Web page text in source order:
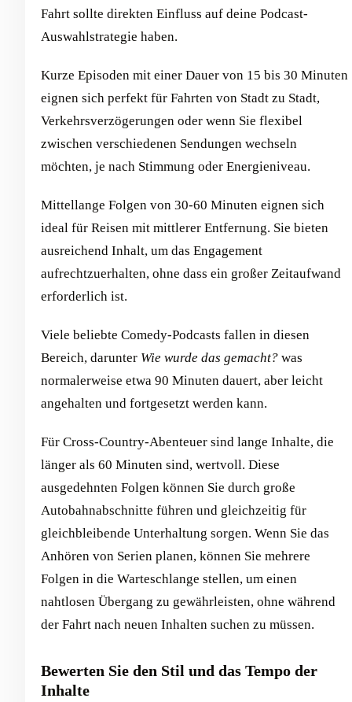
Fahrt sollte direkten Einfluss auf deine Podcast-
Auswahlstrategie haben.
Kurze Episoden mit einer Dauer von 15 bis 30 Minuten
eignen sich perfekt für Fahrten von Stadt zu Stadt,
Verkehrsverzögerungen oder wenn Sie flexibel
zwischen verschiedenen Sendungen wechseln
möchten, je nach Stimmung oder Energieniveau.
Mittellange Folgen von 30-60 Minuten eignen sich
ideal für Reisen mit mittlerer Entfernung. Sie bieten
ausreichend Inhalt, um das Engagement
aufrechtzuerhalten, ohne dass ein großer Zeitaufwand
erforderlich ist.
Viele beliebte Comedy-Podcasts fallen in diesen
Bereich, darunter Wie wurde das gemacht? was
normalerweise etwa 90 Minuten dauert, aber leicht
angehalten und fortgesetzt werden kann.
Für Cross-Country-Abenteuer sind lange Inhalte, die
länger als 60 Minuten sind, wertvoll. Diese
ausgedehnten Folgen können Sie durch große
Autobahnabschnitte führen und gleichzeitig für
gleichbleibende Unterhaltung sorgen. Wenn Sie das
Anhören von Serien planen, können Sie mehrere
Folgen in die Warteschlange stellen, um einen
nahtlosen Übergang zu gewährleisten, ohne während
der Fahrt nach neuen Inhalten suchen zu müssen.
Bewerten Sie den Stil und das Tempo der
Inhalte